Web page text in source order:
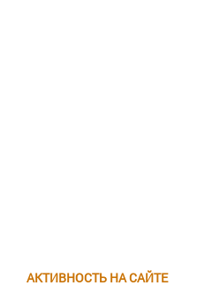
АКТИВНОСТЬ НА САЙТЕ